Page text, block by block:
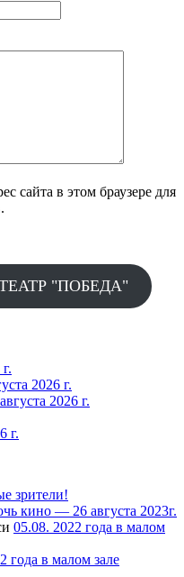
сайта в этом браузере для
"ПОБЕДА"
2026 г.
2026 г.
г.
зрители!
кино — 26 августа 2023г.
05.08. 2022 года в малом
года в малом зале